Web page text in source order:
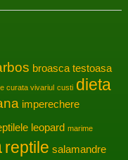
broasca testoasa
curata vivariul custi dieta
imperechere
leopard marime
reptile salamandre